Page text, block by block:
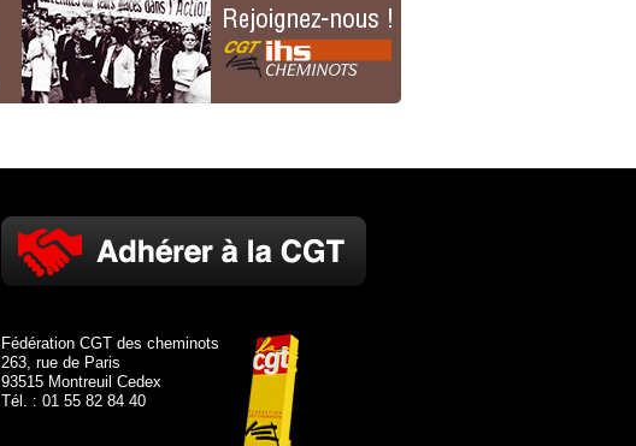
Fédération CGT des cheminots
263, rue de Paris
93515 Montreuil Cedex
Tél. : 01 55 82 84 40